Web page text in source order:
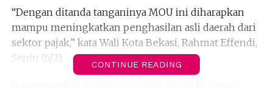
“Dengan ditanda tanganinya MOU ini diharapkan
mampu meningkatkan penghasilan asli daerah dari
sektor pajak,” kata Wali Kota Bekasi, Rahmat Effendi,
Senin (6/2).
CONTINUE READING